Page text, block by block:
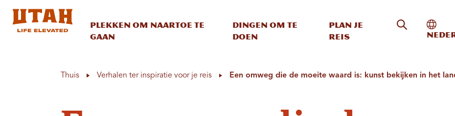
Plekken om naartoe te
gaan
Dingen om te
doen
Plan je
reis
Zoeken op
Thuis Verhalen ter inspiratie voor je reis Een omweg die de moeite waard is: kunst bekijken in het